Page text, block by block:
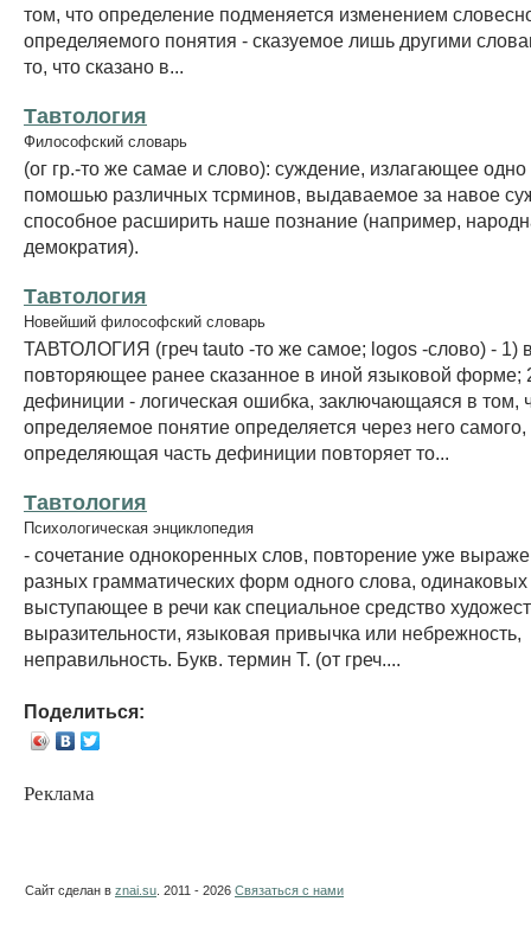
том, что определение подменяется изменением
определяемого понятия - сказуемое лишь другими
то, что сказано в...
Тавтология
Философский словарь
(ог гр.-то же самае и слово): суждение, излагающее одно
помошью различных тсрминов, выдаваемое за навое
способное расширить наше познание (например,
демократия).
Тавтология
Новейший философский словарь
ТАВТОЛОГИЯ (греч tauto -то же самое; logos -слово) - 1)
повторяющее ранее сказанное в иной языковой форме;
дефиниции - логическая ошибка, заключающаяся в том,
определяемое понятие определяется через него самого,
определяющая часть дефиниции повторяет то...
Тавтология
Психологическая энциклопедия
- сочетание однокоренных слов, повторение уже
разных грамматических форм одного слова, одинаковых
выступающее в речи как специальное средство
выразительности, языковая привычка или небрежность,
неправильность. Букв. термин Т. (от греч....
Поделиться:
Реклама
Сайт сделан в znai.su . 2011 - 2026 Связаться с нами